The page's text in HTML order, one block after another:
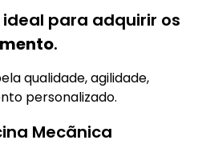
para adquirir os
.
qualidade, agilidade,
personalizado.
Mecãnica